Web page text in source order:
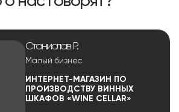
Станислав Р.
Малый бизнес
ИНТЕРНЕТ-МАГАЗИН ПО
ПРОИЗВОДСТВУ ВИННЫХ
ШКАФОВ «WINE CELLAR»